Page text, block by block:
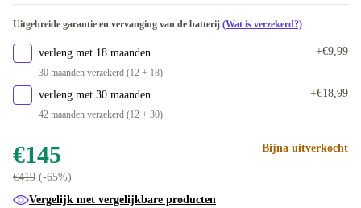
Beschikbaar in andere configuraties
Uitgebreide garantie en vervanging van de batterij (Wat is verzekerd?)
verleng met 18 maanden
30 maanden verzekerd (12 + 18)
+€9,99
verleng met 30 maanden
42 maanden verzekerd (12 + 30)
+€18,99
€145
€419 (-65%)
Bijna uitverkocht
Vergelijk met vergelijkbare producten